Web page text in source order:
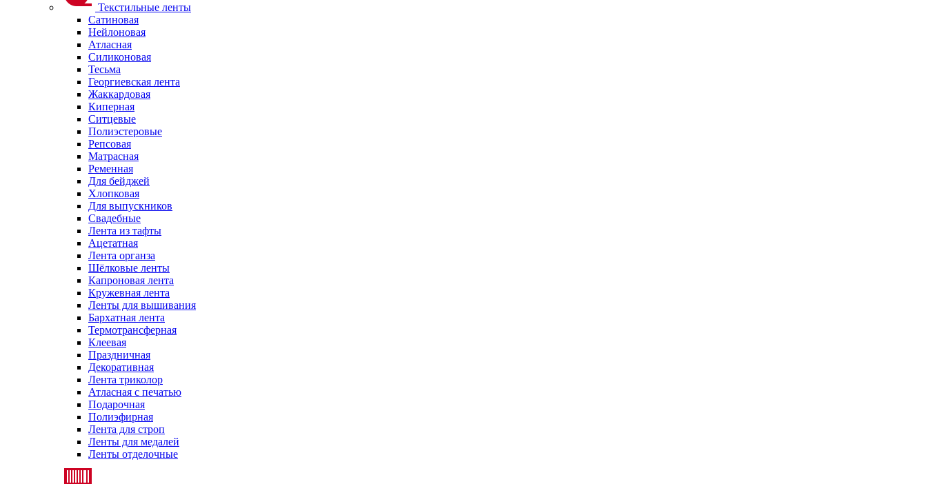
Текстильные ленты
Сатиновая
Нейлоновая
Атласная
Силиконовая
Тесьма
Георгиевская лента
Жаккардовая
Киперная
Ситцевые
Полиэстеровые
Репсовая
Матрасная
Ременная
Для бейджей
Хлопковая
Для выпускников
Свадебные
Лента из тафты
Ацетатная
Лента органза
Шёлковые ленты
Капроновая лента
Кружевная лента
Ленты для вышивания
Бархатная лента
Термотрансферная
Клеевая
Праздничная
Декоративная
Лента триколор
Атласная с печатью
Подарочная
Полиэфирная
Лента для строп
Ленты для медалей
Ленты отделочные